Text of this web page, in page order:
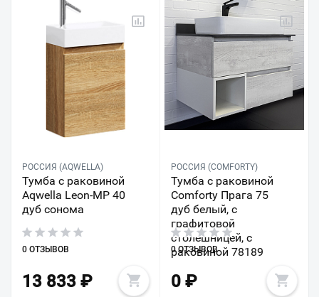
РОССИЯ (AQWELLA)
Тумба с раковиной
Aqwella Leon-MP 40
дуб сонома
0 ОТЗЫВОВ
13 833 ₽
РОССИЯ (COMFORTY)
Тумба с раковиной
Comforty Прага 75
дуб белый, с
графитовой
столешницей, с
раковиной 78189
0 ОТЗЫВОВ
0₽